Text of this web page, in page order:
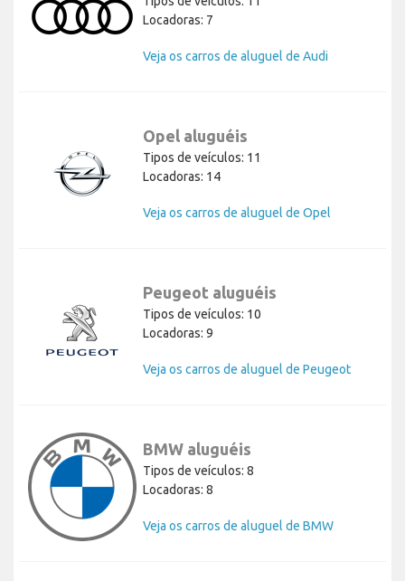
Locadoras: 7
Veja os carros de aluguel de Audi
Opel aluguéis
Tipos de veículos: 11
Locadoras: 14
Veja os carros de aluguel de Opel
Peugeot aluguéis
Tipos de veículos: 10
Locadoras: 9
Veja os carros de aluguel de Peugeot
BMW aluguéis
Tipos de veículos: 8
Locadoras: 8
Veja os carros de aluguel de BMW